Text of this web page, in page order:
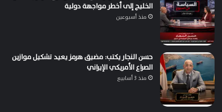
الخليج إلى أخطر مواجهة دولية
منذ أسبوعين
حسن النجار يكتب: مضيق هرمز يعيد تشكيل موازين
الصراع الأمريكي الإيراني
منذ 3 أسابيع